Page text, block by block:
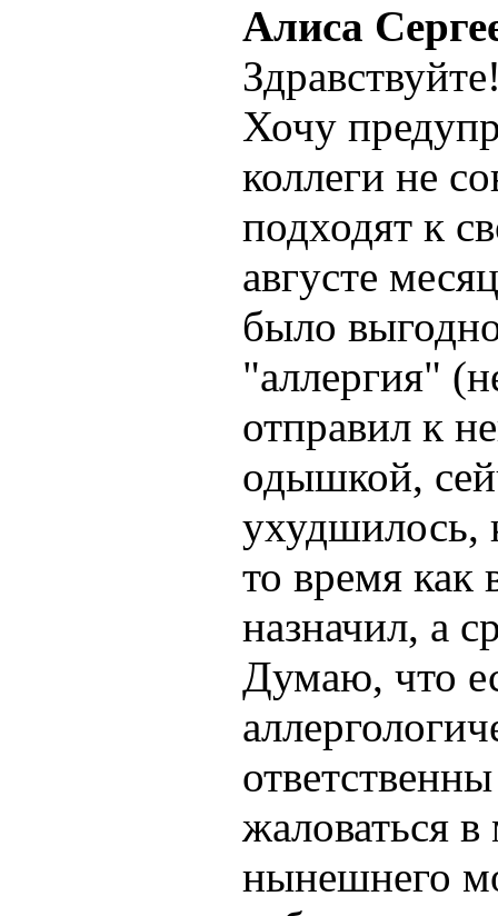
Алиса
Хочу
коллеги не
подходят к
августе
было
"аллергия"
отправил к
одышкой,
ухудшилось,
то время как
назначил, а
Думаю, что
жаловаться
нынешнего